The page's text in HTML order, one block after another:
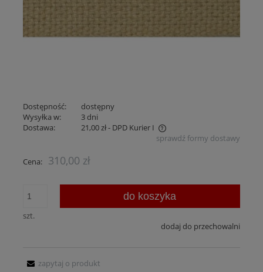
Dostępność:
dostępny
Wysyłka w:
3 dni
Dostawa:
21,00 zł- DPD Kurier I
Cena nie zawiera ewentualnych kosztów płatności
sprawdź formy dostawy
Cena: 310,00 zł
szt.
do koszyka
dodaj do przechowalni
zapytaj o produkt